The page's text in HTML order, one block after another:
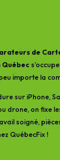
de
Québec
importe la
sur iPhone,
drone, on fixe
soigné,
QuébecFix !